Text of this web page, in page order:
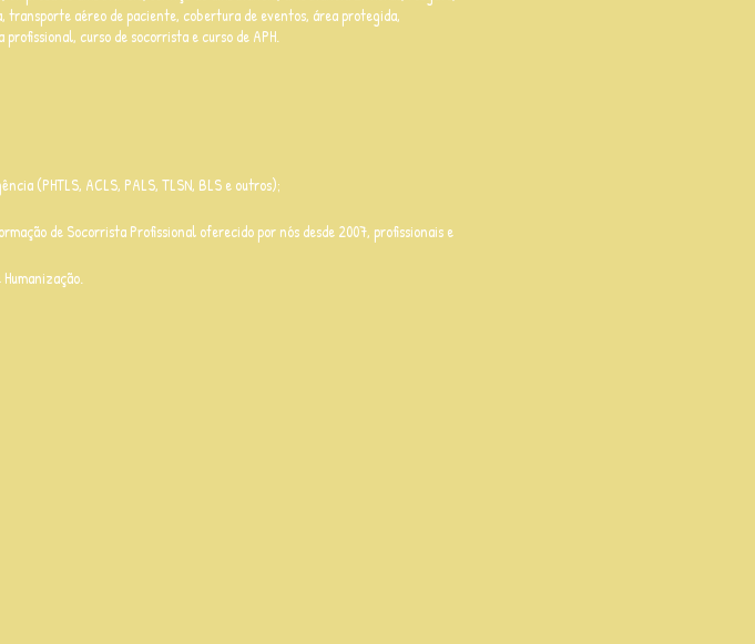
transporte aéreo de paciente, cobertura de eventos, área protegida,
profissional, curso de socorrista e curso de APH.
(PHTLS, ACLS, PALS, TLSN, BLS e outros);
de Socorrista Profissional oferecido por nós desde 2007, profissionais e